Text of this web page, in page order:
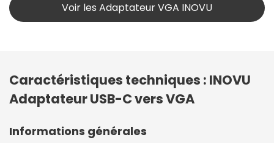
Voir les Adaptateur VGA INOVU
Caractéristiques techniques : INOVU
Adaptateur USB-C vers VGA
Informations générales